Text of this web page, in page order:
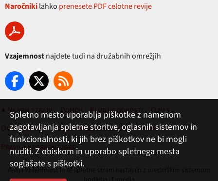
Naročnikilahko prenesete PDF celotne revije
Vzajemnostnajdete tudi na družabnih omrežjih
▲ Na vrh strani Domov Klub ugodnosti
O nas
Oglaševanje
Pogoji rabe, zasebnost in piškotki
Pravila nagradne igre
revija Vzajemnost in te spletne strani nastajajo z uredniškim sistemom
Spletno mesto uporablja piškotke z namenom
zagotavljanja spletne storitve, oglasnih sistemov in
funkcionalnosti, ki jih brez piškotkov ne bi mogli
nuditi. Z obiskom in uporabo spletnega mesta
soglašate s piškotki.